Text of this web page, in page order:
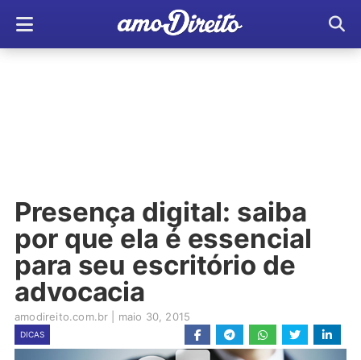
Presença digital: saiba
por que ela é essencial
para seu escritório de
advocacia
amodireito.com.br maio 30, 2015
DICAS